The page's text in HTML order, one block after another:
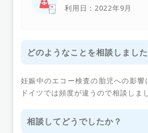
利用日：2022年9月
どのようなことを相談しまし
妊娠中のエコー検査の胎児への影響
ドイツでは頻度が違うので相談しま
相談してどうでしたか？